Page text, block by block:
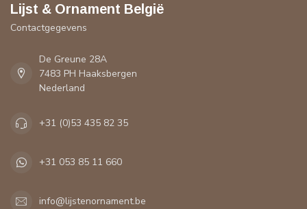
Lijst & Ornament België
Contactgegevens
De Greune 28A
7483 PH Haaksbergen
Nederland
+31 (0)53 435 82 35
+31 053 85 11 660
info@lijstenornament.be